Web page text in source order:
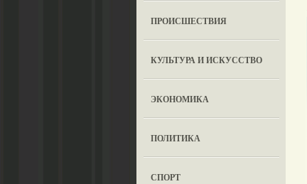
ПРОИСШЕСТВИЯ
КУЛЬТУРА И ИСКУССТВО
ЭКОНОМИКА
ПОЛИТИКА
СПОРТ